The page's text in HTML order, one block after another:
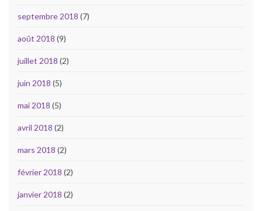
septembre 2018 (7)
août 2018 (9)
juillet 2018 (2)
juin 2018 (5)
mai 2018 (5)
avril 2018 (2)
mars 2018 (2)
février 2018 (2)
janvier 2018 (2)